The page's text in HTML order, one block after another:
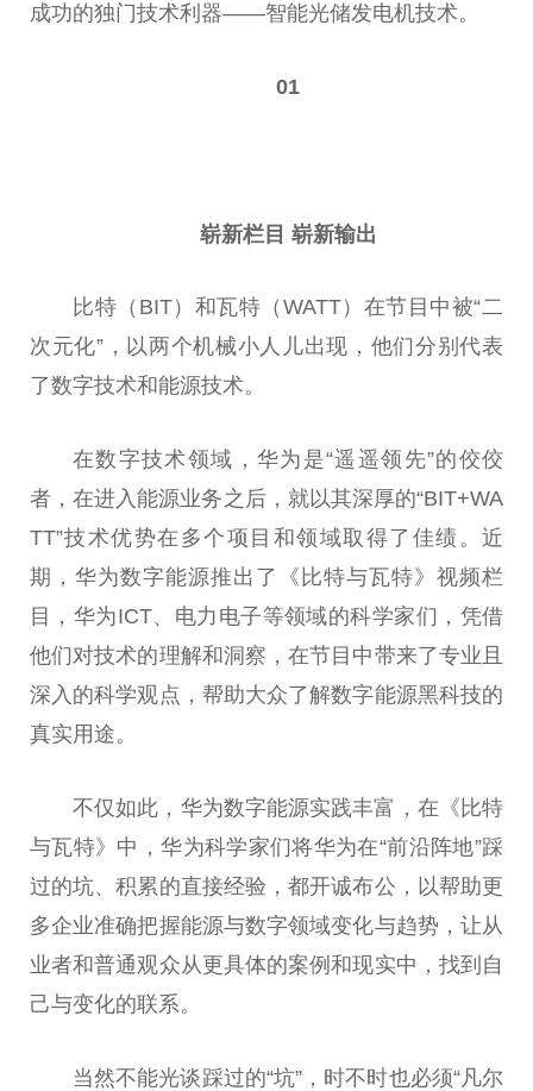
成功的独门技术利器——智能光储发电机技术。
01
崭新栏目 崭新输出
比特（BIT）和瓦特（WATT）在节目中被“二
次元化”，以两个机械小人儿出现，他们分别代表
了数字技术和能源技术。
在数字技术领域，华为是“遥遥领先”的佼佼
者，在进入能源业务之后，就以其深厚的“BIT+WA
TT”技术优势在多个项目和领域取得了佳绩。 近
期，华为数字能源推出了《比特与瓦特》视频栏
目，华为ICT、电力电子等领域的科学家们，凭借
他们对技术的理解和洞察，在节目中带来了专业且
深入的科学观点，帮助大众了解数字能源黑科技的
真实用途。
不仅如此，华为数字能源实践丰富，在《比特
与瓦特》中，华为科学家们将华为在“前沿阵地”踩
过的坑、积累的直接经验，都开诚布公，以帮助更
多企业准确把握能源与数字领域变化与趋势，让从
业者和普通观众从更具体的案例和现实中，找到自
己与变化的联系。
当然不能光谈踩过的“坑”，时不时也必须“凡尔